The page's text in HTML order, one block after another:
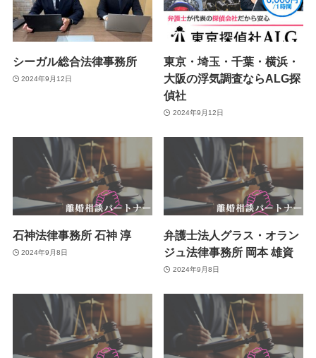
シーガル総合法律事務所
2024年9月12日
東京・埼玉・千葉・横浜・
大阪の浮気調査ならALG探
偵社
2024年9月12日
石神法律事務所 石神 淳
2024年9月8日
弁護士法人グラス・オラン
ジュ法律事務所 岡本 雄資
2024年9月8日